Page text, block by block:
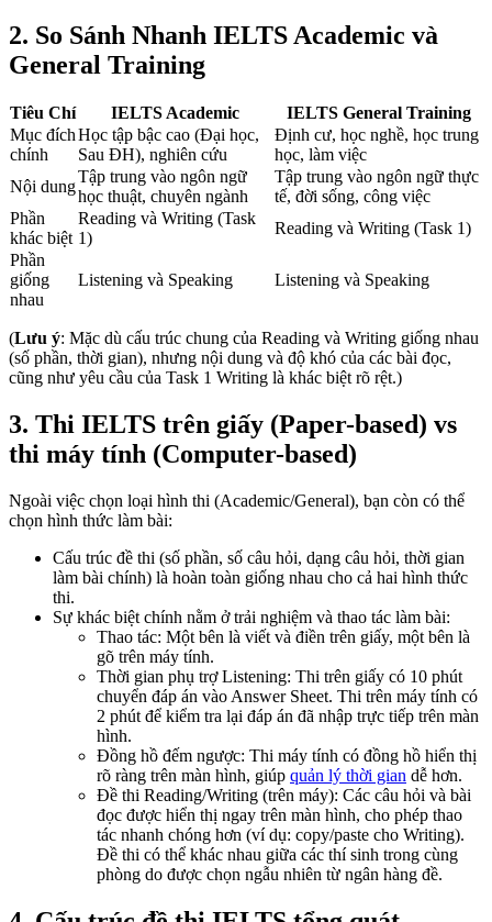
2. So Sánh Nhanh IELTS Academic và
General Training
Tiêu Chí IELTS Academic
IELTS General Training
Mục đích
chính
Học tập bậc cao (Đại học,
Sau ĐH), nghiên cứu
Định cư, học nghề, học trung
học, làm việc
Nội dung
Tập trung vào ngôn ngữ
học thuật, chuyên ngành
Tập trung vào ngôn ngữ thực
tế, đời sống, công việc
Phần
khác biệt
Reading và Writing (Task
1)
Reading và Writing (Task 1)
Phần
giống
nhau
Listening và Speaking Listening và Speaking
(Lưu ý: Mặc dù cấu trúc chung của Reading và Writing giống nhau
(số phần, thời gian), nhưng nội dung và độ khó của các bài đọc,
cũng như yêu cầu của Task 1 Writing là khác biệt rõ rệt.)
3. Thi IELTS trên giấy (Paper-based) vs
thi máy tính (Computer-based)
Ngoài việc chọn loại hình thi (Academic/General), bạn còn có thể
chọn hình thức làm bài:
Cấu trúc đề thi (số phần, số câu hỏi, dạng câu hỏi, thời gian
làm bài chính) là hoàn toàn giống nhau cho cả hai hình thức
thi.
Sự khác biệt chính nằm ở trải nghiệm và thao tác làm bài:
Thao tác: Một bên là viết và điền trên giấy, một bên là
gõ trên máy tính.
Thời gian phụ trợ Listening: Thi trên giấy có 10 phút
chuyển đáp án vào Answer Sheet. Thi trên máy tính có
2 phút để kiểm tra lại đáp án đã nhập trực tiếp trên màn
hình.
Đồng hồ đếm ngược: Thi máy tính có đồng hồ hiển thị
rõ ràng trên màn hình, giúp quản lý thời gian dễ hơn.
Đề thi Reading/Writing (trên máy): Các câu hỏi và bài
đọc được hiển thị ngay trên màn hình, cho phép thao
tác nhanh chóng hơn (ví dụ: copy/paste cho Writing).
Đề thi có thể khác nhau giữa các thí sinh trong cùng
phòng do được chọn ngẫu nhiên từ ngân hàng đề.